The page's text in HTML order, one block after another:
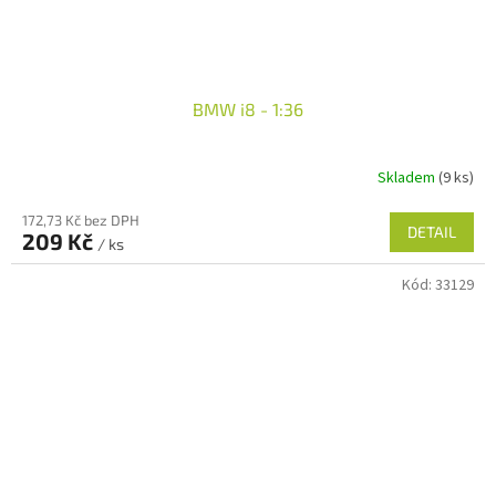
BMW i8 - 1:36
produktu
je
5,0
Skladem(9 ks)
172,73 Kč bez DPH
209 Kč / ks
DETAIL
Kód: 33129